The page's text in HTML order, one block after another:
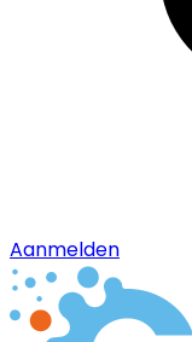
Aanmelden